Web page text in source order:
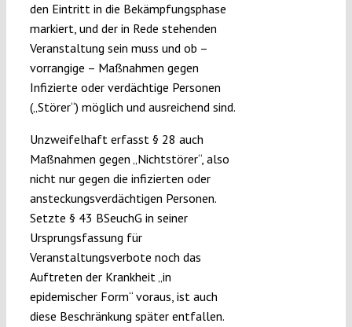
den Eintritt in die Bekämpfungsphase
markiert, und der in Rede stehenden
Veranstaltung sein muss und ob –
vorrangige – Maßnahmen gegen
Infizierte oder verdächtige Personen
(„Störer“) möglich und ausreichend sind.
Unzweifelhaft erfasst § 28 auch
Maßnahmen gegen „Nichtstörer“, also
nicht nur gegen die infizierten oder
ansteckungsverdächtigen Personen.
Setzte § 43 BSeuchG in seiner
Ursprungsfassung für
Veranstaltungsverbote noch das
Auftreten der Krankheit „in
epidemischer Form“ voraus, ist auch
diese Beschränkung später entfallen.